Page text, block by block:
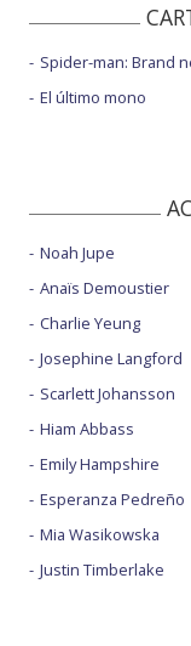
Spider-man: Brand
El último mono
Noah Jupe
Anaïs Demoustier
Charlie Yeung
Josephine Langford
Scarlett Johansson
Hiam Abbass
Emily Hampshire
Esperanza Pedreño
Mia Wasikowska
Justin Timberlake